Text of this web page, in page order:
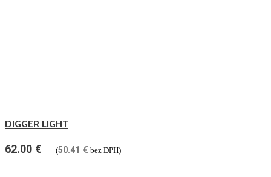
DIGGER LIGHT
62.00 € (50.41 € bez DPH)